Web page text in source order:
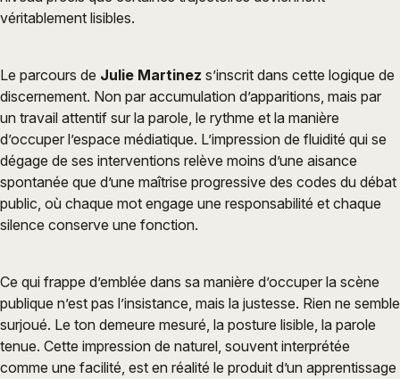
véritablement lisibles.
Le parcours de Julie Martinez s’inscrit dans cette logique de
discernement. Non par accumulation d’apparitions, mais par
un travail attentif sur la parole, le rythme et la manière
d’occuper l’espace médiatique. L’impression de fluidité qui se
dégage de ses interventions relève moins d’une aisance
spontanée que d’une maîtrise progressive des codes du débat
public, où chaque mot engage une responsabilité et chaque
silence conserve une fonction.
Ce qui frappe d’emblée dans sa manière d’occuper la scène
publique n’est pas l’insistance, mais la justesse. Rien ne semble
surjoué. Le ton demeure mesuré, la posture lisible, la parole
tenue. Cette impression de naturel, souvent interprétée
comme une facilité, est en réalité le produit d’un apprentissage